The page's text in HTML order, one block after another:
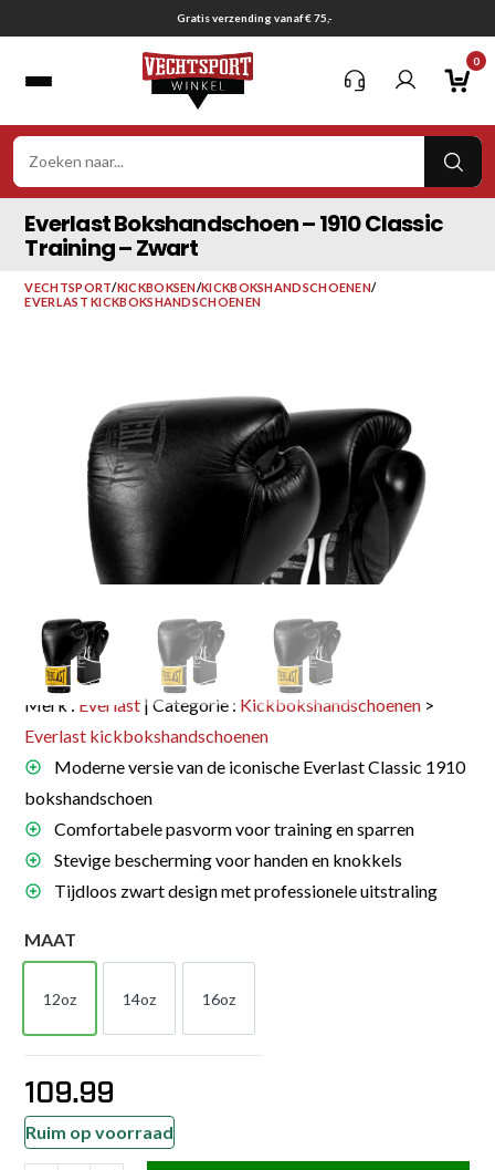
naar
Gratis verzending vanaf € 75,-
0
Everlast Bokshandschoen – 1910 Classic
Training – Zwart
VECHTSPORT/KICKBOKSEN/KICKBOKSHANDSCHOENEN/
EVERLAST KICKBOKSHANDSCHOENEN
Merk : Everlast | Categorie : Kickbokshandschoenen >
Everlast kickbokshandschoenen
Moderne versie van de iconische Everlast Classic 1910
bokshandschoen
Comfortabele pasvorm voor training en sparren
Stevige bescherming voor handen en knokkels
Tijdloos zwart design met professionele uitstraling
MAAT
12oz
12oz
14oz
14oz
16oz
16oz
109.99
Ruim op voorraad